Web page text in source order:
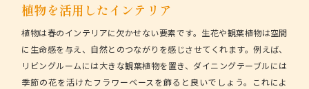
植物を活用したインテリア
植物は春のインテリアに欠かせない要素です。生花や観葉植物は空間
に生命感を与え、自然とのつながりを感じさせてくれます。例えば、
リビングルームには大きな観葉植物を置き、ダイニングテーブルには
季節の花を活けたフラワーベースを飾ると良いでしょう。これによ